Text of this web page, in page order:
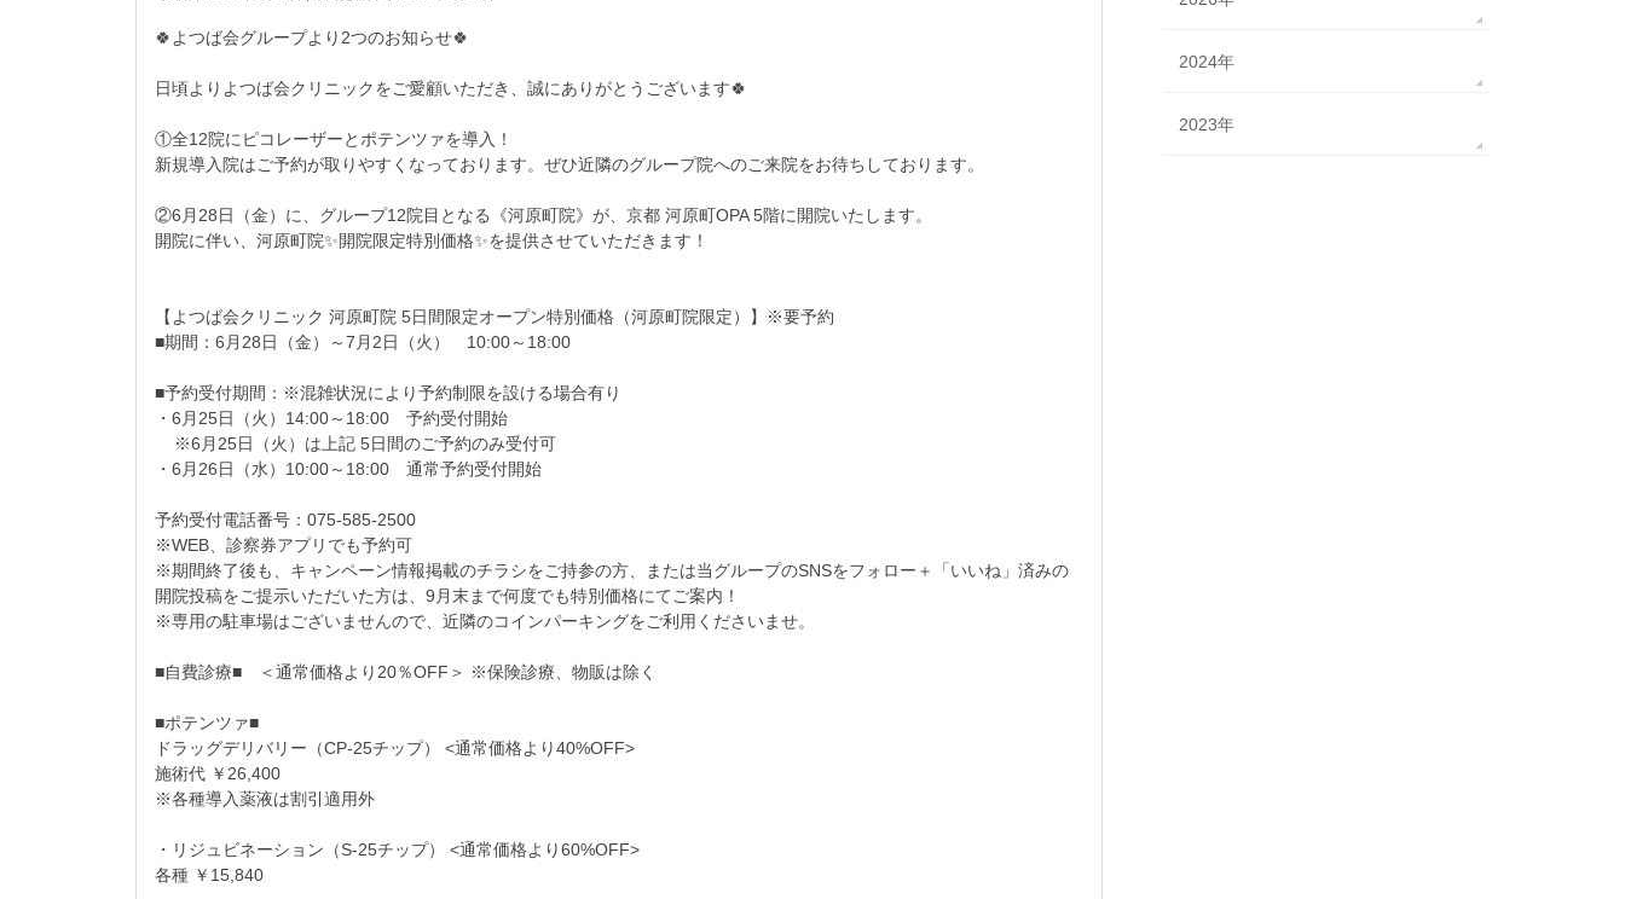
🍀よつば会グループより2つのお知らせ🍀
日頃よりよつば会クリニックをご愛顧いただき、誠にありがとうございます🍀
①全12院にピコレーザーとポテンツァを導入！
新規導入院はご予約が取りやすくなっております。ぜひ近隣のグループ院へのご来院をお待ちしております。
②6月28日（金）に、グループ12院目となる《河原町院》が、京都 河原町OPA 5階に開院いたします。
開院に伴い、河原町院✨開院限定特別価格✨を提供させていただきます！
【よつば会クリニック 河原町院 5日間限定オープン特別価格（河原町院限定）】※要予約
■期間：6月28日（金）～7月2日（火） 10:00～18:00
■予約受付期間：※混雑状況により予約制限を設ける場合有り
・6月25日（火）14:00～18:00 予約受付開始
※6月25日（火）は上記 5日間のご予約のみ受付可
・6月26日（水）10:00～18:00 通常予約受付開始
予約受付電話番号：075-585-2500
※WEB、診察券アプリでも予約可
※期間終了後も、キャンペーン情報掲載のチラシをご持参の方、または当グループのSNSをフォロー＋「いいね」済みの
開院投稿をご提示いただいた方は、9月末まで何度でも特別価格にてご案内！
※専用の駐車場はございませんので、近隣のコインパーキングをご利用くださいませ。
■自費診療■ ＜通常価格より20％OFF＞ ※保険診療、物販は除く
■ポテンツァ■
ドラッグデリバリー（CP-25チップ） <通常価格より40%OFF>
施術代 ￥26,400
※各種導入薬液は割引適用外
・リジュビネーション（S-25チップ） <通常価格より60%OFF>
各種 ￥15,840
2024年
2023年